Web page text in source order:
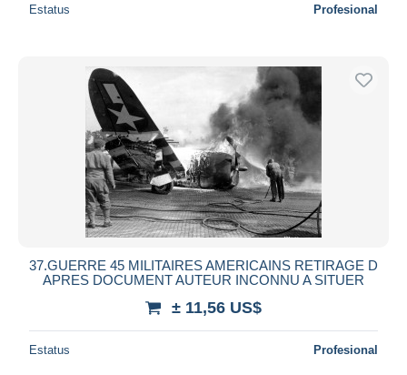
Estatus Profesional
37.GUERRE 45 MILITAIRES AMERICAINS RETIRAGE D
APRES DOCUMENT AUTEUR INCONNU A SITUER
± 11,56 US$
Estatus Profesional